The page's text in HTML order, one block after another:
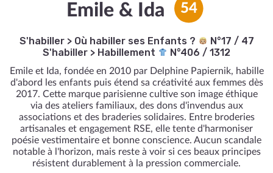
Emile & Ida 54
S'habiller> Où habiller ses Enfants ?
N°17 / 47
S'habiller > Habillement N°406 / 1312
Emile et Ida, fondée en 2010 par Delphine Papiernik, habille
d'abord les enfants puis étend sa créativité aux femmes dès
2017. Cette marque parisienne cultive son image éthique
via des ateliers familiaux, des dons d'invendus aux
associations et des braderies solidaires. Entre broderies
artisanales et engagement RSE, elle tente d'harmoniser
poésie vestimentaire et bonne conscience. Aucun scandale
notable à l'horizon, mais reste à voir si ces beaux principes
résistent durablement à la pression commerciale.